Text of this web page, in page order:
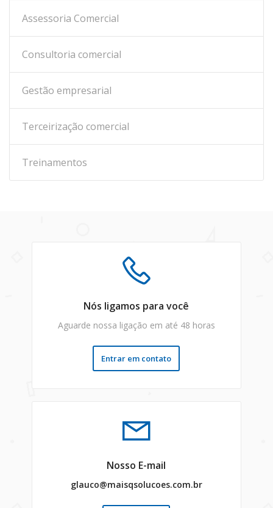
Assessoria Comercial
Consultoria comercial
Gestão empresarial
Terceirização comercial
Treinamentos
Nós ligamos para você
Aguarde nossa ligação em até 48 horas
Entrar em contato
Nosso E-mail
glauco@maisqsolucoes.com.br